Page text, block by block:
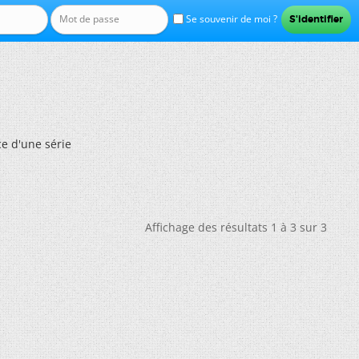
Se souvenir de moi ?
d'une série
Affichage des résultats 1 à 3 sur 3